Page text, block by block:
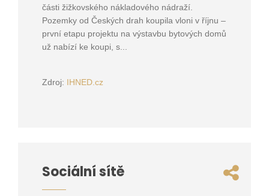
části žižkovského nákladového nádraží.
Pozemky od Českých drah koupila vloni v říjnu –
první etapu projektu na výstavbu bytových domů
už nabízí ke koupi, s...
Zdroj: IHNED.cz
Sociální sítě